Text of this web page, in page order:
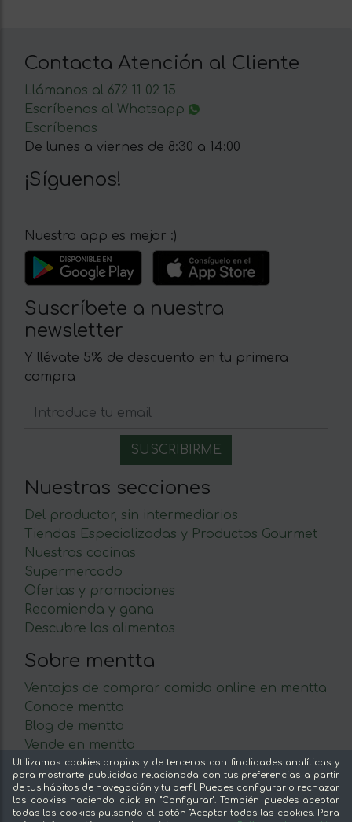
Contacta Atención al Cliente
Llámanos al 672 11 02 15
Escríbenos al Whatsapp
Escríbenos
De lunes a viernes de 8:30 a 14:00
¡Síguenos!
Nuestra app es mejor :)
Suscríbete a nuestra
newsletter
Y llévate 5% de descuento en tu primera
compra
Nuestras secciones
Del productor, sin intermediarios
Tiendas Especializadas y Productos Gourmet
Nuestras cocinas
Supermercado
Ofertas y promociones
Recomienda y gana
Descubre los alimentos
Sobre mentta
Ventajas de comprar comida online en mentta
Conoce mentta
Blog de mentta
Vende en mentta
Fidelización
Preguntas frecuentes
Legal
Utilizamos cookies propias y de terceros con finalidades analíticas y
para mostrarte publicidad relacionada con tus preferencias a partir
de tus hábitos de navegación y tu perfil. Puedes configurar o rechazar
las cookies haciendo click en "Configurar". También puedes aceptar
todas las cookies pulsando el botón "Aceptar todas las cookies. Para